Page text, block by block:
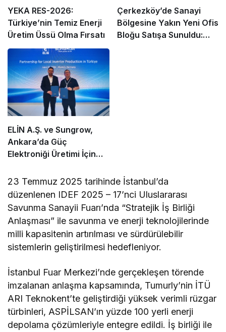
YEKA RES-2026:
Türkiye’nin Temiz Enerji
Üretim Üssü Olma Fırsatı
Çerkezköy’de Sanayi
Bölgesine Yakın Yeni Ofis
Bloğu Satışa Sunuldu:
ELİN A.Ş. ve Sungrow,
Ankara’da Güç
Elektroniği Üretimi İçin
23 Temmuz 2025 tarihinde İstanbul’da
düzenlenen IDEF 2025 – 17’nci Uluslararası
Savunma Sanayii Fuarı’nda “Stratejik İş Birliği
Anlaşması” ile savunma ve enerji teknolojilerinde
milli kapasitenin artırılması ve sürdürülebilir
sistemlerin geliştirilmesi hedefleniyor.
İstanbul Fuar Merkezi’nde gerçekleşen törende
imzalanan anlaşma kapsamında, Tumurly’nin İTÜ
ARI Teknokent’te geliştirdiği yüksek verimli rüzgar
türbinleri, ASPİLSAN’ın yüzde 100 yerli enerji
depolama çözümleriyle entegre edildi. İş birliği ile